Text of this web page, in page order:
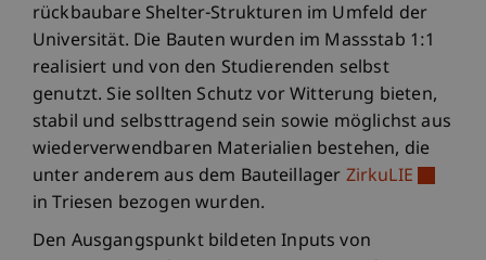
rückbaubare Shelter-Strukturen im Umfeld der
Universität. Die Bauten wurden im Massstab 1:1
realisiert und von den Studierenden selbst
genutzt. Sie sollten Schutz vor Witterung bieten,
stabil und selbsttragend sein sowie möglichst aus
wiederverwendbaren Materialien bestehen, die
unter anderem aus dem Bauteillager ZirkuLIE
in Triesen bezogen wurden.
Den Ausgangspunkt bildeten Inputs von